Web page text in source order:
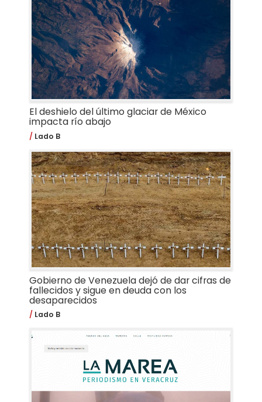
El deshielo del último glaciar de México
impacta río abajo
Lado B
Gobierno de Venezuela dejó de dar cifras de
fallecidos y sigue en deuda con los
desaparecidos
Lado B